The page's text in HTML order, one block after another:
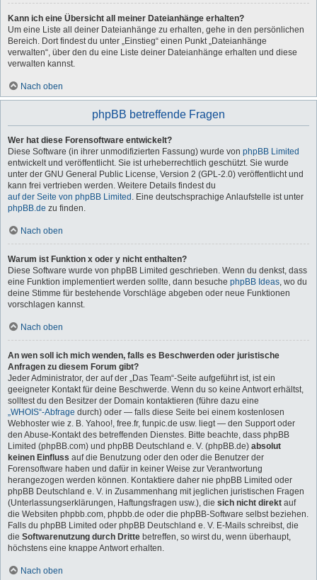
Kann ich eine Übersicht all meiner Dateianhänge erhalten?
Um eine Liste all deiner Dateianhänge zu erhalten, gehe in den persönlichen
Bereich. Dort findest du unter „Einstieg“ einen Punkt „Dateianhänge
verwalten“, über den du eine Liste deiner Dateianhänge erhalten und diese
verwalten kannst.
Nach oben
phpBB betreffende Fragen
Wer hat diese Forensoftware entwickelt?
Diese Software (in ihrer unmodifizierten Fassung) wurde von phpBB Limited
entwickelt und veröffentlicht. Sie ist urheberrechtlich geschützt. Sie wurde
unter der GNU General Public License, Version 2 (GPL-2.0) veröffentlicht und
kann frei vertrieben werden. Weitere Details findest du
auf der Seite von phpBB Limited . Eine deutschsprachige Anlaufstelle ist unter
phpBB.de zu finden.
Nach oben
Warum ist Funktion x oder y nicht enthalten?
Diese Software wurde von phpBB Limited geschrieben. Wenn du denkst, dass
eine Funktion implementiert werden sollte, dann besuche phpBB Ideas, wo du
deine Stimme für bestehende Vorschläge abgeben oder neue Funktionen
vorschlagen kannst.
Nach oben
An wen soll ich mich wenden, falls es Beschwerden oder juristische
Anfragen zu diesem Forum gibt?
Jeder Administrator, der auf der „Das Team“-Seite aufgeführt ist, ist ein
geeigneter Kontakt für deine Beschwerde. Wenn du so keine Antwort erhältst,
solltest du den Besitzer der Domain kontaktieren (führe dazu eine
„WHOIS“-Abfrage durch) oder — falls diese Seite bei einem kostenlosen
Webhoster wie z. B. Yahoo!, free.fr, funpic.de usw. liegt — den Support oder
den Abuse-Kontakt des betreffenden Dienstes. Bitte beachte, dass phpBB
Limited (phpBB.com) und phpBB Deutschland e. V. (phpBB.de) absolut
keinen Einfluss auf die Benutzung oder den oder die Benutzer der
Forensoftware haben und dafür in keiner Weise zur Verantwortung
herangezogen werden können. Kontaktiere daher nie phpBB Limited oder
phpBB Deutschland e. V. in Zusammenhang mit jeglichen juristischen Fragen
(Unterlassungserklärungen, Haftungsfragen usw.), die sich nicht direkt auf
die Websiten phpbb.com, phpbb.de oder die phpBB-Software selbst beziehen.
Falls du phpBB Limited oder phpBB Deutschland e. V. E-Mails schreibst, die
die Softwarenutzung durch Dritte betreffen, so wirst du, wenn überhaupt,
höchstens eine knappe Antwort erhalten.
Nach oben